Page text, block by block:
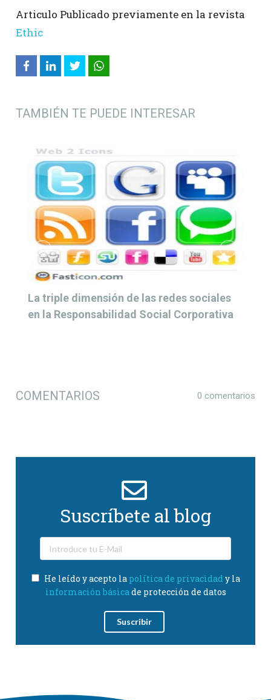
Articulo Publicado previamente en la revista
Ethic
TAMBIÉN TE PUEDE INTERESAR
La triple dimensión de las redes sociales
en la Responsabilidad Social Corporativa
COMENTARIOS 0 comentarios
Suscríbete al blog
He leído y acepto la política de privacidad y la
información básicade protección de datos